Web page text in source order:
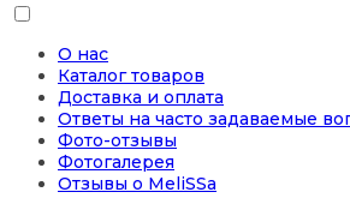
О нас
Каталог товаров
Доставка и оплата
Ответы на часто задаваемые
Фото-отзывы
Фотогалерея
Отзывы о MeliSSa